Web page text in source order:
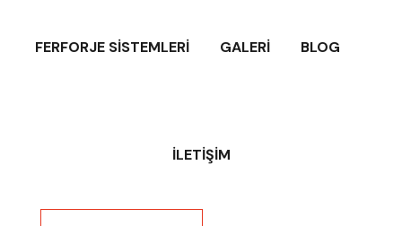
FERFORJE SISTEMLERI GALERI BLOG
İLETIŞIM